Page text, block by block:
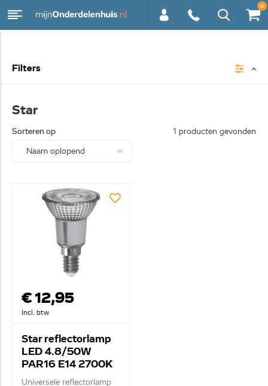
0
Filters
Star
Sorteren op 1 producten gevonden
€ 12,95
Incl. btw
Star reflectorlamp
LED 4.8/50W
PAR16 E14 2700K
Universele reflectorlamp